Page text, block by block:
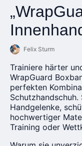
Felix Sturm
Trainiere härter
WrapGuard
perfekten
Handgelenke,
hochwertiger
Training oder